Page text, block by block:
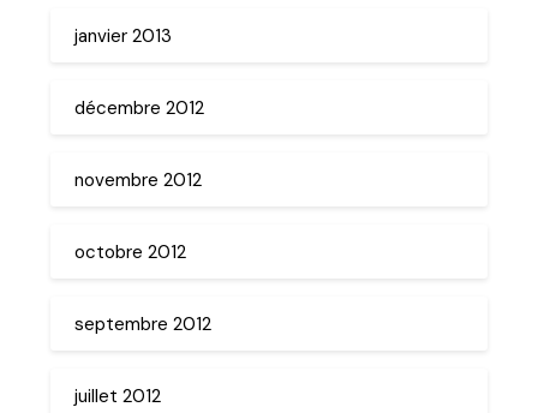
janvier 2013
décembre 2012
novembre 2012
octobre 2012
septembre 2012
juillet 2012